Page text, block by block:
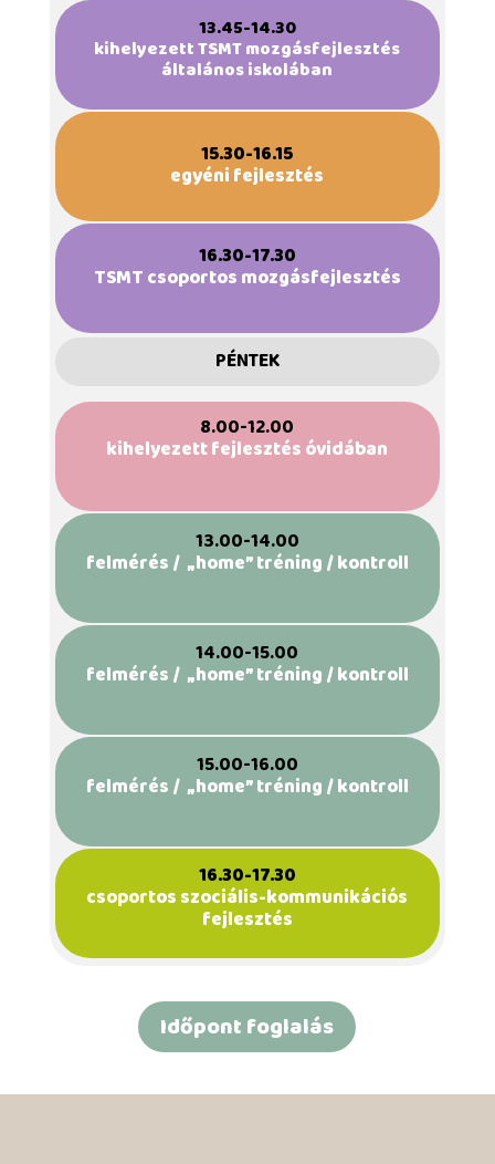
13.45-14.30
kihelyezett TSMT mozgásfejlesztés
általános iskolában
15.30-16.15
egyéni fejlesztés
16.30-17.30
TSMT csoportos mozgásfejlesztés
PÉNTEK
8.00-12.00
kihelyezett fejlesztés óvidában
13.00-14.00
felmérés / „home” tréning / kontroll
14.00-15.00
felmérés / „home” tréning / kontroll
15.00-16.00
felmérés / „home” tréning / kontroll
16.30-17.30
csoportos szociális-kommunikációs
fejlesztés
Időpont foglalás